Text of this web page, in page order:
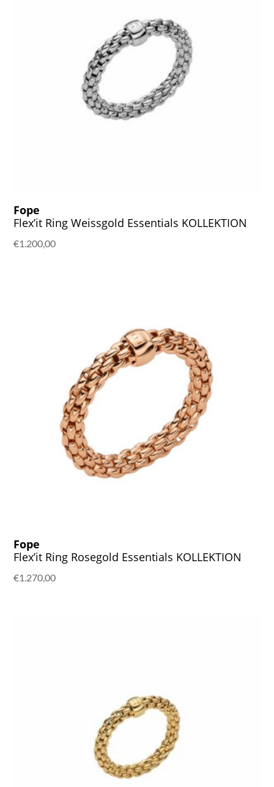
Fope
Flex’it Ring Weissgold Essentials KOLLEKTION
€1.200,00
Fope
Flex’it Ring Rosegold Essentials KOLLEKTION
€1.270,00